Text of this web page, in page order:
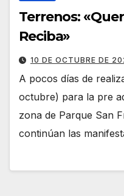
Terrenos:
Reciba»
10 DE OCTUBRE DE
A pocos días de
octubre) para la pre
zona de Parque San
continúan las